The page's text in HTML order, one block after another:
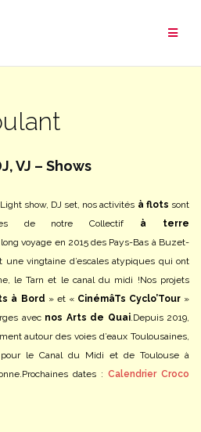
VJ – Shows
show, DJ set, nos activités à flots sont
de notre Collectif à terre
voyage en 2015 des Pays-Bas à Buzet-
une vingtaine d’escales atypiques qui ont
le Tarn et le canal du midi !Nos projets
à Bord » et « CinémâTs Cyclo’Tour»
avec nos Arts de Quai.Depuis 2019,
autour des voies d’eaux Toulousaines,
pour le Canal du Midi et de Toulouse à
Prochaines dates : Calendrier Croco